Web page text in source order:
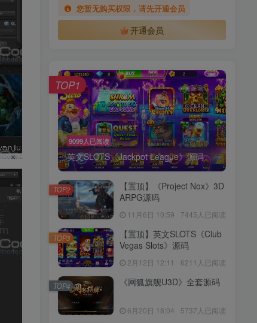
您暂无购买权限，请先开通会员
开通会员
9099人已阅读
英文SLOTS《Jackpot League》源码
TOP1
【置顶】《Project Nox》3D
ARPG源码
11月6日 10:59 7445人已阅读
TOP2
【置顶】英文SLOTS《Club
Vegas Slots》源码
2月12日 12:11 6211人已阅读
TOP3
《网狐旗舰U3D》全套源码
6月20日 18:04 5737人已阅读
TOP4